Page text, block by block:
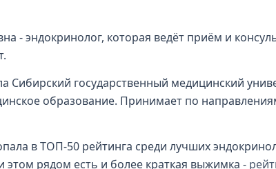
- эндокринолог, которая ведёт приём и
Сибирский государственный медицинский
образование. Принимает по
в ТОП-50 рейтинга среди лучших
этом рядом есть и более краткая выжимка -